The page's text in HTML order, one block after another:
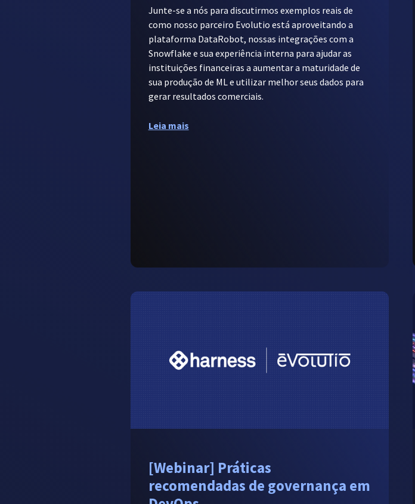
Junte-se a nós para discutirmos exemplos reais de
como nosso parceiro Evolutio está aproveitando a
plataforma DataRobot, nossas integrações com a
Snowflake e sua experiência interna para ajudar as
instituições financeiras a aumentar a maturidade de
sua produção de ML e utilizar melhor seus dados para
gerar resultados comerciais.
Leia mais
[Webinar] Práticas
recomendadas de governança em